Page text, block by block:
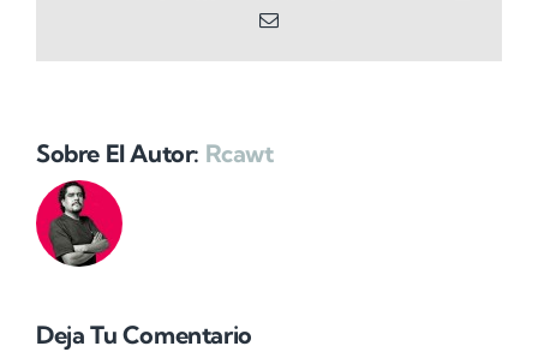
Correo
Sobre El Autor: Rcawt
Deja Tu Comentario